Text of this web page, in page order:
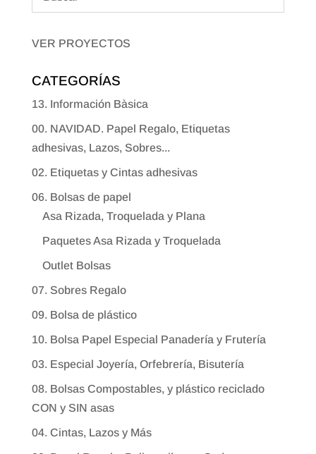
VER PROYECTOS
CATEGORÍAS
13. Información Bàsica
00. NAVIDAD. Papel Regalo, Etiquetas
adhesivas, Lazos, Sobres...
02. Etiquetas y Cintas adhesivas
06. Bolsas de papel
Asa Rizada, Troquelada y Plana
Paquetes Asa Rizada y Troquelada
Outlet Bolsas
07. Sobres Regalo
09. Bolsa de plástico
10. Bolsa Papel Especial Panadería y Frutería
03. Especial Joyería, Orfebrería, Bisutería
08. Bolsas Compostables, y plástico reciclado
CON y SIN asas
04. Cintas, Lazos y Más